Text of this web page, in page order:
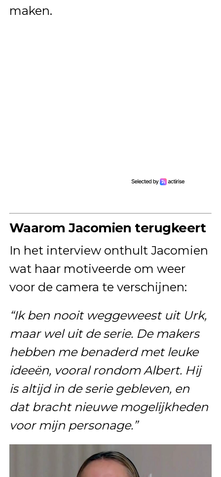
maken.
Waarom Jacomien terugkeert
In het interview onthult Jacomien
wat haar motiveerde om weer
voor de camera te verschijnen:
“Ik ben nooit weggeweest uit Urk,
maar wel uit de serie. De makers
hebben me benaderd met leuke
ideeën, vooral rondom Albert. Hij
is altijd in de serie gebleven, en
dat bracht nieuwe mogelijkheden
voor mijn personage.”